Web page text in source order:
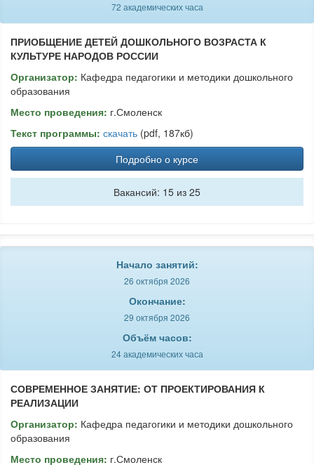
72 академических часа
ПРИОБЩЕНИЕ ДЕТЕЙ ДОШКОЛЬНОГО ВОЗРАСТА К
КУЛЬТУРЕ НАРОДОВ РОССИИ
Организатор: Кафедра педагогики и методики дошкольного
образования
Место проведения: г.Смоленск
Текст программы: скачать (pdf, 187кб)
Подробно о курсе
Вакансий: 15 из 25
Начало занятий:
26 октября 2026
Окончание:
29 октября 2026
Объём часов:
24 академических часа
СОВРЕМЕННОЕ ЗАНЯТИЕ: ОТ ПРОЕКТИРОВАНИЯ К
РЕАЛИЗАЦИИ
Организатор: Кафедра педагогики и методики дошкольного
образования
Место проведения: г.Смоленск